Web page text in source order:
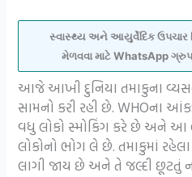
સ્વાસ્થ્ય અને આયુર્વેદિક ઉપચાર
મેળવવા માટે WhatsApp
આજે આખી દુનિયા તમાકુના
સામનો કરી રહી છે. WHOના
વધુ લોકો સ્મોકિંગ કરે છે અને આ
લોકોનો ભોગ લે છે. તમાકુમાં
લાગી જાય છે અને તે જલ્દી છૂટતું